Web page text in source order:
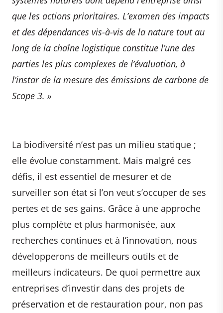
que les actions prioritaires. L’examen des impacts
et des dépendances vis-à-vis de la nature tout au
long de la chaîne logistique constitue l’une des
parties les plus complexes de l’évaluation, à
l’instar de la mesure des émissions de carbone de
Scope 3. »
La biodiversité n’est pas un milieu statique ;
elle évolue constamment. Mais malgré ces
défis, il est essentiel de mesurer et de
surveiller son état si l’on veut s’occuper de ses
pertes et de ses gains. Grâce à une approche
plus complète et plus harmonisée, aux
recherches continues et à l’innovation, nous
développerons de meilleurs outils et de
meilleurs indicateurs. De quoi permettre aux
entreprises d’investir dans des projets de
préservation et de restauration pour, non pas